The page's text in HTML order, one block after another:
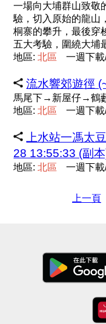
一場向大埔群山致敬
驗，切入原始的龍山
桐寨的攀升，最後穿
五大考驗，圍繞大埔
地區:北區 一週下
流水響郊遊徑
馬尾下→新屋仔→鶴
地區:北區 一週下
上水站一馮太
28 13:55:33 (副
地區:北區 一週下
上一頁